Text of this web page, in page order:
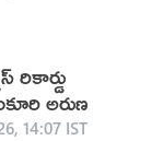
అరుణ
14:07 IST